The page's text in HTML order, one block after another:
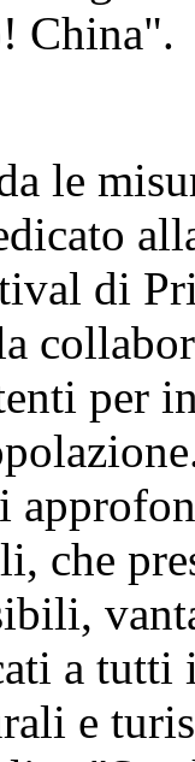
China".
le
di
per
che
a
e